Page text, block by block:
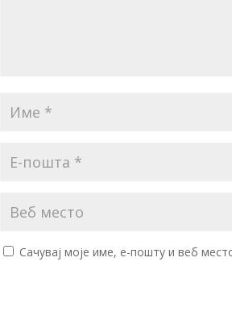
Сачувај моје име, е-пошту и веб